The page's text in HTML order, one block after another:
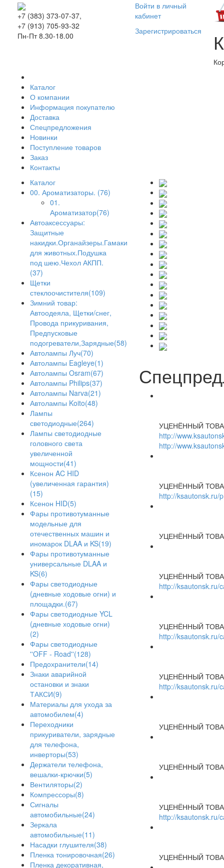
+7 (383) 373-07-37,
+7 (913) 705-93-32
Пн-Пт 8.30-18.00
Войти в личный
кабинет
Зарегистрироваться
Каталог
О компании
Информация покупателю
Доставка
Спецпредложения
Новинки
Поступление товаров
Заказ
Контакты
Каталог
00. Ароматизаторы. (76)
01.
Ароматизатор(76)
Автоаксессуары:
Защитные
накидки.Органайзеры.Гамаки
для животных.Подушка
под шею.Чехол АКПП.
(37)
Щетки
стеклоочистителя(109)
Зимний товар:
Автоодеяла, Щетки/снег,
Провода прикуривания,
Предпусковые
подогреватели,Зарядные(58)
Автолампы Луч(70)
Автолампы Eagleye(1)
Автолампы Osram(67)
Автолампы Philips(37)
Автолампы Narva(21)
Автолампы Koito(48)
Лампы
светодиодные(264)
Лампы светодиодные
головного света
увеличенной
мощности(41)
Ксенон AC HID
(увеличенная гарантия)
(15)
Ксенон HID(5)
Фары противотуманные
модельные для
отечественных машин и
иномарок DLAA и KS(19)
Фары противотуманные
универсальные DLAA и
KS(6)
Фары светодиодные
(дневные ходовые огни) и
площадки.(67)
Фары светодиодные YCL
(дневные ходовые огни)
(2)
Фары светодиодные
''OFF - Road''(128)
Предохранители(14)
Знаки аварийной
остановки и знаки
ТАКСИ(9)
Материалы для ухода за
автомобилем(4)
Переходники
прикуриватели, зарядные
для телефона,
инверторы(53)
Держатели телефона,
вешалки-крючки(5)
Вентиляторы(2)
Компрессоры(8)
Сигналы
автомобильные(24)
Зеркала
автомобильные(11)
Насадки глушителя(38)
Пленка тонировочная(26)
Пленка декоративная,
УЦЕНЁННЫЙ
http://
http://
УЦЕНЁННЫЙ
http://ksautonsk.ru/
УЦЕНЁННЫЙ
УЦЕНЁННЫЙ
http://ksautonsk.ru/
УЦЕНЁННЫЙ
http://ksautonsk.ru/
УЦЕНЁННЫЙ
http://ksautonsk.ru/
УЦЕНЁННЫЙ
УЦЕНЁННЫЙ
УЦЕНЁННЫЙ
http://ksautonsk.ru/
УЦЕНЁННЫЙ